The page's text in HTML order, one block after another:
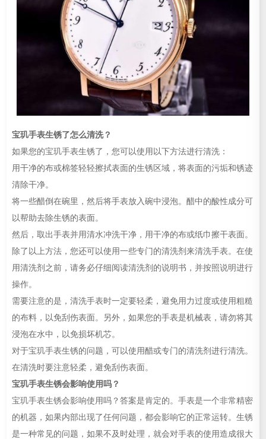
宝玑手表生锈了怎么清洗？
如果您的宝玑手表生锈了，您可以使用以下方法进行清洗：
用干净的布或棉签轻轻擦拭表面的生锈区域，将表面的污垢和锈迹
清除干净。
将一些醋倒在碗里，然后将手表放入碗中浸泡。醋中的酸性成分可
以帮助去除生锈的表面。
然后，取出手表并用清水冲洗干净，用干净的布或纸巾擦干表面。
除了以上方法，您还可以使用一些专门的清洗剂来清洗手表。在使
用清洗剂之前，请务必仔细阅读清洗剂的说明书，并按照说明进行
操作。
需要注意的是，清洗手表时一定要轻柔，避免用力过度或使用粗糙
的布料，以免刮伤表面。另外，如果您的手表是机械表，请勿将其
浸泡在水中，以免损坏机芯。
对于宝玑手表生锈的问题，可以使用醋或专门的清洗剂进行清洗。
在清洗时要注意轻柔，避免刮伤表面。
宝玑手表生锈会影响使用吗？
宝玑手表生锈会影响使用吗？答案是肯定的。手表是一个非常精密
的机器，如果内部出现了任何问题，都会影响它的正常运转。生锈
是一种常见的问题，如果不及时处理，就会对手表的使用造成很大